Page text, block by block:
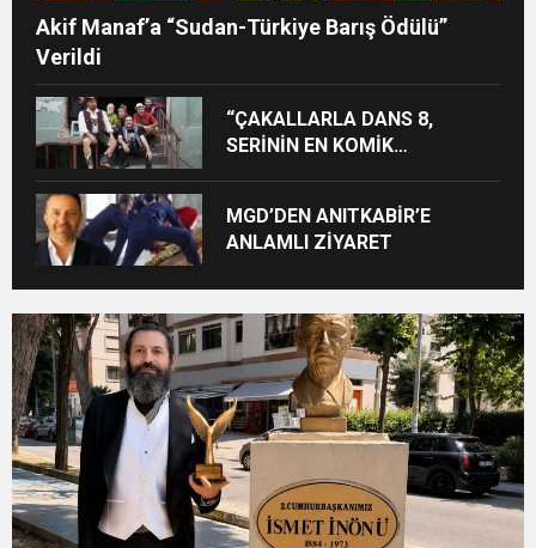
Akif Manaf’a “Sudan-Türkiye Barış Ödülü”
Verildi
“ÇAKALLARLA DANS 8,
SERİNİN EN KOMİK
MGD’DEN ANITKABİR’E
ANLAMLI ZİYARET